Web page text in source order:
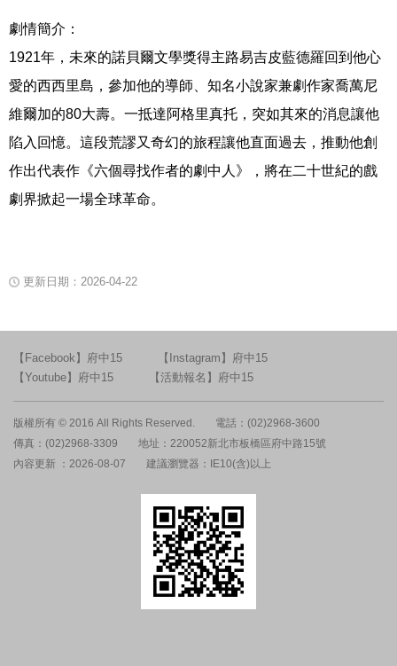
劇情簡介：
1921年，未來的諾貝爾文學獎得主路易吉皮藍德羅回到他心
愛的西西里島，參加他的導師、知名小說家兼劇作家喬萬尼
維爾加的80大壽。一抵達阿格里真托，突如其來的消息讓他
陷入回憶。這段荒謬又奇幻的旅程讓他直面過去，推動他創
作出代表作《六個尋找作者的劇中人》，將在二十世紀的戲
劇界掀起一場全球革命。
更新日期：2026-04-22
【Facebook】府中15
【Instagram】府中15
【Youtube】府中15
【活動報名】府中15
版權所有 © 2016 All Rights Reserved.
電話：(02)2968-3600
傳真：(02)2968-3309
地址：220052新北市板橋區府中路15號
內容更新 ：2026-08-07
建議瀏覽器：IE10(含)以上